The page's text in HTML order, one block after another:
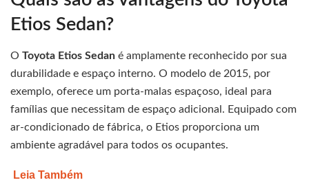
Etios Sedan?
O Toyota Etios Sedan é amplamente reconhecido por sua
durabilidade e espaço interno. O modelo de 2015, por
exemplo, oferece um porta-malas espaçoso, ideal para
famílias que necessitam de espaço adicional. Equipado com
ar-condicionado de fábrica, o Etios proporciona um
ambiente agradável para todos os ocupantes.
Leia Também